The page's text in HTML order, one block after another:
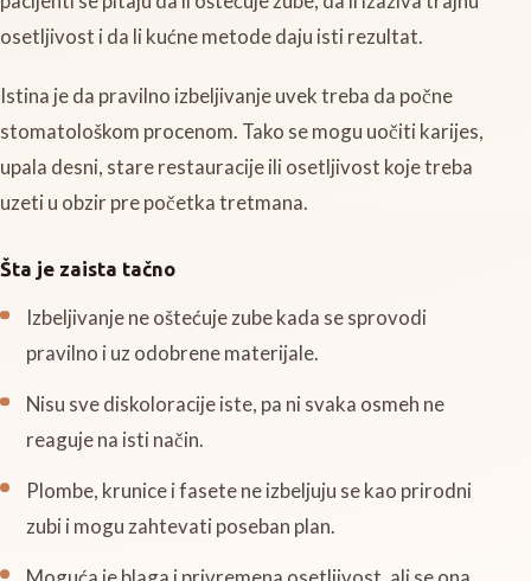
osetljivost i da li kućne metode daju isti rezultat.
Istina je da pravilno izbeljivanje uvek treba da počne
stomatološkom procenom. Tako se mogu uočiti karijes,
upala desni, stare restauracije ili osetljivost koje treba
uzeti u obzir pre početka tretmana.
Šta je zaista tačno
Izbeljivanje ne oštećuje zube kada se sprovodi
pravilno i uz odobrene materijale.
Nisu sve diskoloracije iste, pa ni svaka osmeh ne
reaguje na isti način.
Plombe, krunice i fasete ne izbeljuju se kao prirodni
zubi i mogu zahtevati poseban plan.